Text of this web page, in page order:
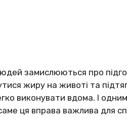
замислюються про
жиру на животі та
виконувати вдома. І
ця вправа важлива для